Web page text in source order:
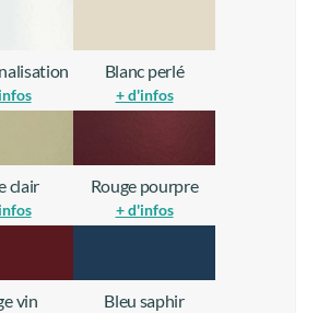
Blanc perlé
+ d'infos
clair Rouge pourpre
+ d'infos
vin Bleu saphir